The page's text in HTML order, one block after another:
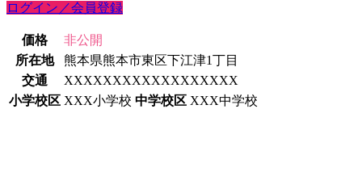
ログイン／会員登録
価格
非公開
所在地
熊本県熊本市東区下江津1丁目
交通
XXXXXXXXXXXXXXXXXX
小学校区 XXX小学校 中学校区 XXX中学校